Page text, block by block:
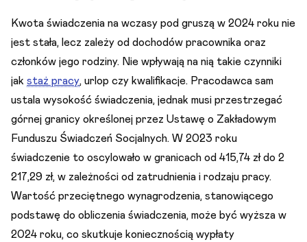
Kwota świadczenia na wczasy pod gruszą w 2024 roku nie
jest stała, lecz zależy od dochodów pracownika oraz
członków jego rodziny. Nie wpływają na nią takie czynniki
jak staż pracy, urlop czy kwalifikacje. Pracodawca sam
ustala wysokość świadczenia, jednak musi przestrzegać
górnej granicy określonej przez Ustawę o Zakładowym
Funduszu Świadczeń Socjalnych. W 2023 roku
świadczenie to oscylowało w granicach od 415,74 zł do 2
217,29 zł, w zależności od zatrudnienia i rodzaju pracy.
Wartość przeciętnego wynagrodzenia, stanowiącego
podstawę do obliczenia świadczenia, może być wyższa w
2024 roku, co skutkuje koniecznością wypłaty